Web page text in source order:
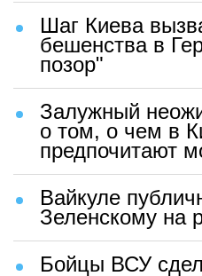
Шаг Киева
бешенства в
позор"
Залужный
о том, о чем в
предпочитают
Вайкуле
Зеленскому на
Бойцы ВСУ